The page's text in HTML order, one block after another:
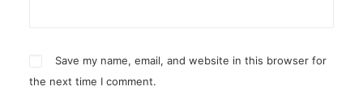
Save my name, email, and website in this browser for
the next time I comment.